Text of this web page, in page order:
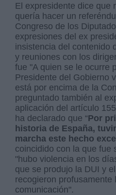
El expresidente dice que
quería hacer un
Congreso de los
expresiones del ex
insistencia del contenido
y reuniones con los
fue "A quien se le ocurre
Presidente del Gobierno
está por encima de la
preguntado también al
aplicación del artículo
ha declarado que “Por
historia de España,
marcha este hecho
coincidido con la que fue
"hubo violencia en los
que se produjo la DUI y
recogieron profusamente
comunicación".